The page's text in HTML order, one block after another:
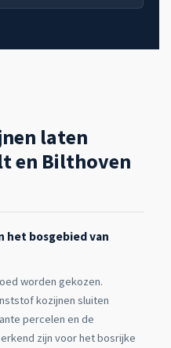
laten
en Bilthoven
het bosgebied van
worden gekozen.
kozijnen sluiten
percelen en de
zijn voor het bosrijke